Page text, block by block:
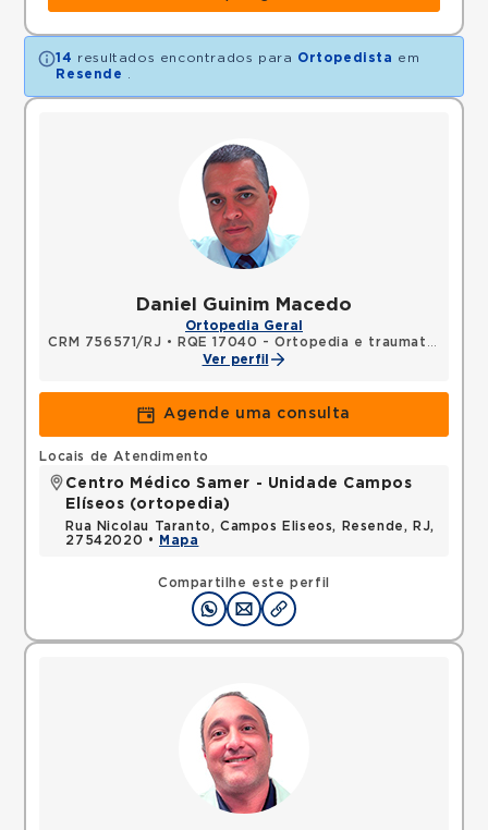
14 resultados encontrados para Ortopedista em
Resende
Daniel Guinim Macedo
Ortopedia Geral
CRM 756571/RJ •
RQE 17040 - Ortopedia e traumatologia
Ver perfil
Agende uma consulta
Compartilhe este perfil
Locais de Atendimento
Centro Médico Samer - Unidade Campos
Elíseos (ortopedia)
Rua Nicolau Taranto, Campos Eliseos, Resende, RJ,
27542020 •
Mapa